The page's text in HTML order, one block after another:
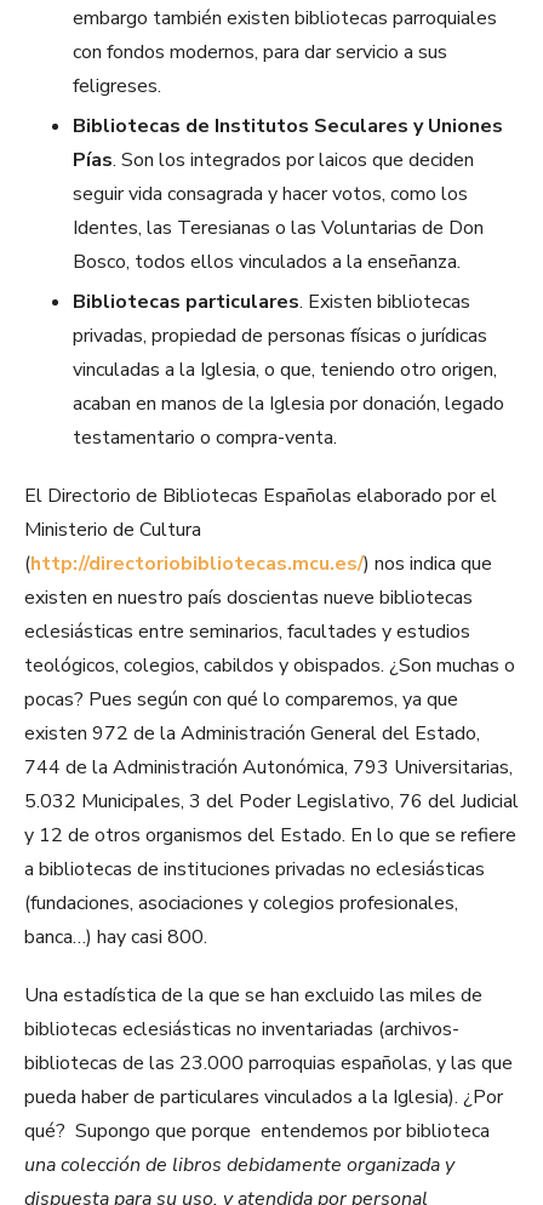
embargo también existen bibliotecas parroquiales
con fondos modernos, para dar servicio a sus
feligreses.
Bibliotecas de Institutos Seculares y Uniones
Pías. Son los integrados por laicos que deciden
seguir vida consagrada y hacer votos, como los
Identes, las Teresianas o las Voluntarias de Don
Bosco, todos ellos vinculados a la enseñanza.
Bibliotecas particulares. Existen bibliotecas
privadas, propiedad de personas físicas o jurídicas
vinculadas a la Iglesia, o que, teniendo otro origen,
acaban en manos de la Iglesia por donación, legado
testamentario o compra-venta.
El Directorio de Bibliotecas Españolas elaborado por el
Ministerio de Cultura
(http://directoriobibliotecas.mcu.es/) nos indica que
existen en nuestro país doscientas nueve bibliotecas
eclesiásticas entre seminarios, facultades y estudios
teológicos, colegios, cabildos y obispados. ¿Son muchas o
pocas? Pues según con qué lo comparemos, ya que
existen 972 de la Administración General del Estado,
744 de la Administración Autonómica, 793 Universitarias,
5.032 Municipales, 3 del Poder Legislativo, 76 del Judicial
y 12 de otros organismos del Estado. En lo que se refiere
a bibliotecas de instituciones privadas no eclesiásticas
(fundaciones, asociaciones y colegios profesionales,
banca…) hay casi 800.
Una estadística de la que se han excluido las miles de
bibliotecas eclesiásticas no inventariadas (archivos-
bibliotecas de las 23.000 parroquias españolas, y las que
pueda haber de particulares vinculados a la Iglesia). ¿Por
qué? Supongo que porque entendemos por biblioteca
una colección de libros debidamente organizada y
dispuesta para su uso, y atendida por personal